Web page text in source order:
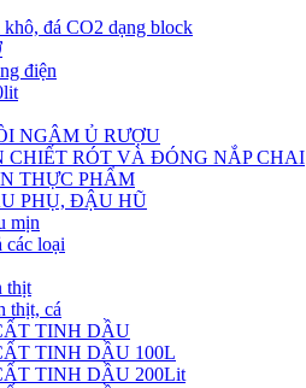
khô, đá CO2 dạng block
điện
NGÂM Ủ RƯỢU
CHIẾT RÓT VÀ ĐÓNG NẮP CHAI
THỰC PHẨM
PHỤ, ĐẬU HŨ
mịn
các loại
thịt
thịt, cá
TINH DẦU
TINH DẦU 100L
TINH DẦU 200Lit